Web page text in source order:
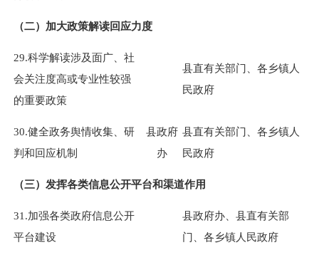
（二）加大政策解读回应力度
29.科学解读涉及面广、社
会关注度高或专业性较强
的重要政策
县直有关部门、各乡镇人
民政府
30.健全政务舆情收集、研
判和回应机制
县政府
办
县直有关部门、各乡镇人
民政府
（三）发挥各类信息公开平台和渠道作用
31.加强各类政府信息公开
平台建设
县政府办、县直有关部
门、各乡镇人民政府